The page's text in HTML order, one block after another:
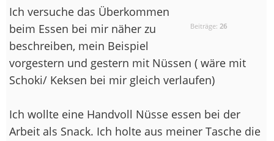
Beiträge: 26
Ich versuche das Überkommen
beim Essen bei mir näher zu
beschreiben, mein Beispiel
vorgestern und gestern mit Nüssen ( wäre mit
Schoki/ Keksen bei mir gleich verlaufen)
Ich wollte eine Handvoll Nüsse essen bei der
Arbeit als Snack. Ich holte aus meiner Tasche die